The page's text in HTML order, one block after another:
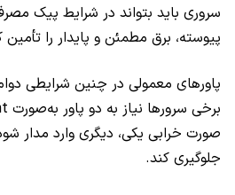
پیوسته، برق مطمئن و پایدار را تأمین
پاورهای معمولی در چنین شرایطی
صورت خرابی یکی، دیگری وارد مدار
جلوگیری کند.